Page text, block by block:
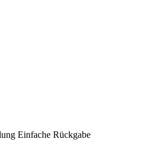
Einfache Rückgabe